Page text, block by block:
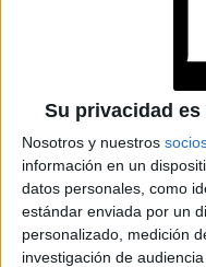
Su privacidad
Nosotros y nuestros
información en un
datos personales, como
estándar enviada por un
personalizado, medición
investigación de
Weekend
Look
Luz Mía
© Perfil.com 2006-
Registro de